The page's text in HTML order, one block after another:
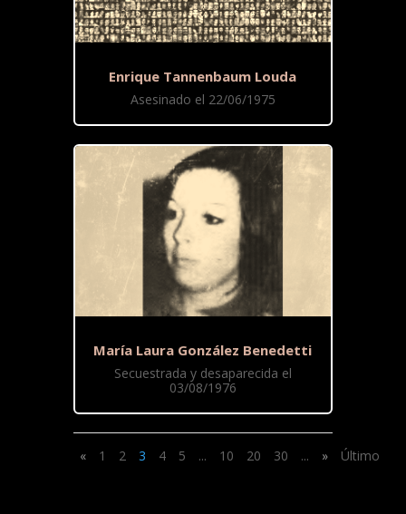
Enrique Tannenbaum Louda
Asesinado el 22/06/1975
María Laura González Benedetti
Secuestrada y desaparecida el
03/08/1976
« 1 2 3 4 5 ... 10 20 30 ... » Último